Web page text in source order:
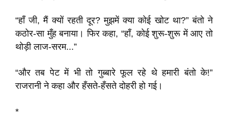
“हाँ जी, मैं क्यों रहती दूर? मुझमें क्या कोई खोट था?” बंतो ने
कठोर-सा मुँह बनाया। फिर कहा, “हाँ, कोई शुरू-शुरू में आए तो
थोड़ी लाज-सरम...”
“और तब पेट में भी तो गुब्बारे फूल रहे थे हमारी बंतो के!”
राजरानी ने कहा और हँसते-हँसते दोहरी हो गई।
*